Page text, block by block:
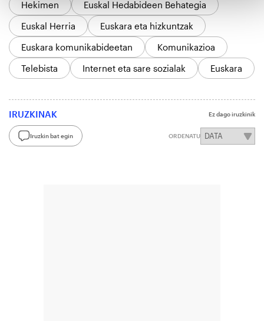
Hekimen
Euskal Hedabideen Behategia
Euskal Herria
Euskara eta hizkuntzak
Euskara komunikabideetan
Komunikazioa
Telebista
Internet eta sare sozialak Euskara
IRUZKINAK Ez dago iruzkinik
Iruzkin bat egin ORDENATU